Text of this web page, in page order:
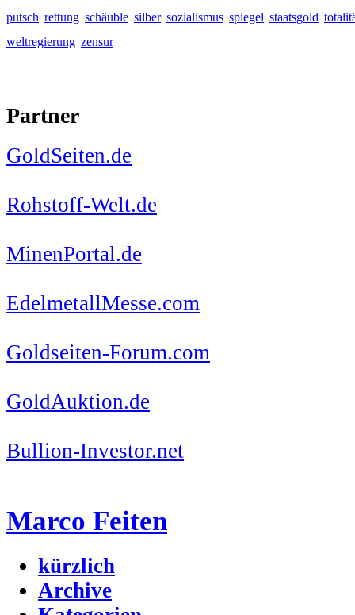
putsch rettung schäuble silber sozialismus spiegel staatsgold
weltregierung zensur
Partner
GoldSeiten.de
Rohstoff-Welt.de
MinenPortal.de
EdelmetallMesse.com
Goldseiten-Forum.com
GoldAuktion.de
Bullion-Investor.net
Marco Feiten
kürzlich
Archive